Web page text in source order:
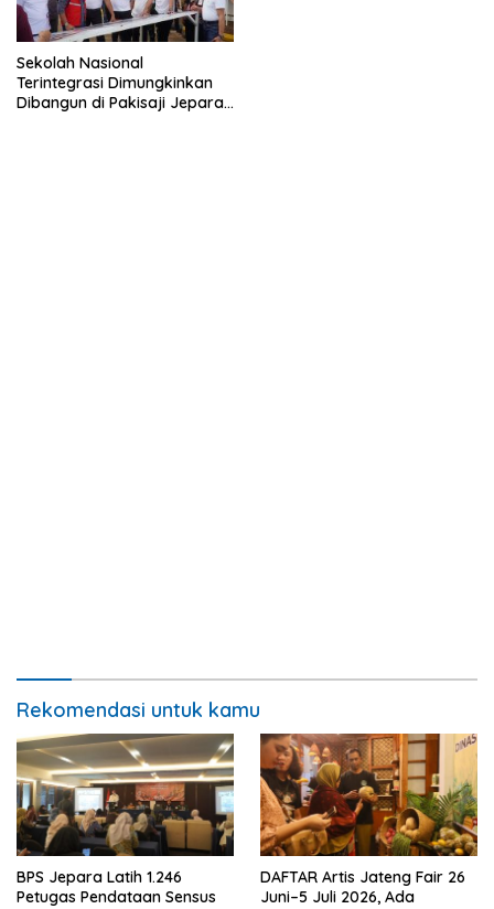
Sekolah Nasional
Terintegrasi Dimungkinkan
Dibangun di Pakisaji Jepara,
Rekomendasi untuk kamu
BPS Jepara Latih 1.246
Petugas Pendataan Sensus
DAFTAR Artis Jateng Fair 26
Juni–5 Juli 2026, Ada